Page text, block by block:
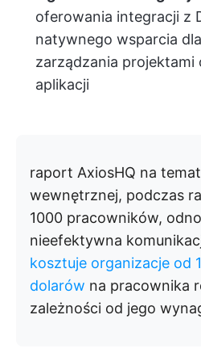
oferowania integracji z
natywnego wsparcia
zarządzania
aplikacji
raport AxiosHQ na
wewnętrznej, podczas
1000 pracowników,
nieefektywna
kosztuje organizacje od
dolarów na pracownika
zależności od jego